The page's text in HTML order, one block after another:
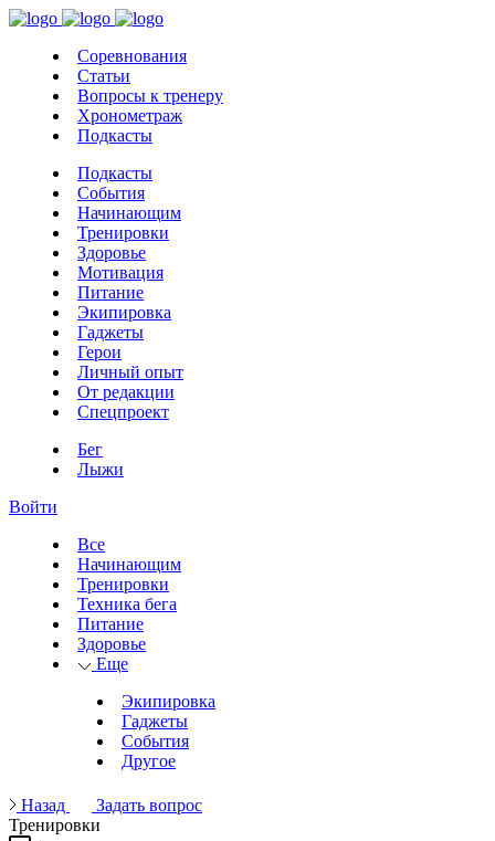
Соревнования
Статьи
Вопросы к тренеру
Хронометраж
Подкасты
Подкасты
События
Начинающим
Тренировки
Здоровье
Мотивация
Питание
Экипировка
Гаджеты
Герои
Личный опыт
От редакции
Спецпроект
Бег
Лыжи
Войти
Все
Начинающим
Тренировки
Техника бега
Питание
Здоровье
Еще
Экипировка
Гаджеты
События
Другое
Назад
Задать вопрос
Тренировки